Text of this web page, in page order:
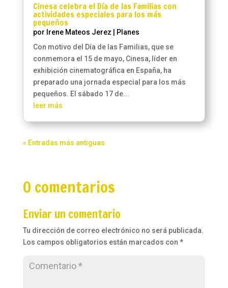
Cinesa celebra el Día de las Familias con
actividades especiales para los más
pequeños
por Irene Mateos Jerez
Planes
Con motivo del Día de las Familias, que se
conmemora el 15 de mayo, Cinesa, líder en
exhibición cinematográfica en España, ha
preparado una jornada especial para los más
pequeños. El sábado 17 de...
leer más
« Entradas más antiguas
0 comentarios
Enviar un comentario
Tu dirección de correo electrónico no será publicada.
Los campos obligatorios están marcados con *